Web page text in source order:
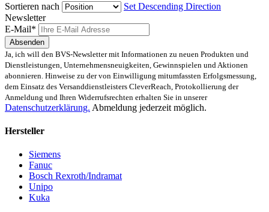
Sortieren nach
Set Descending Direction
Newsletter
E-Mail*
Absenden
Ja, ich will den BVS-Newsletter mit Informationen zu neuen Produkten und
Dienstleistungen, Unternehmensneuigkeiten, Gewinnspielen und Aktionen
abonnieren. Hinweise zu der von Einwilligung mitumfassten Erfolgsmessung,
dem Einsatz des Versanddienstleisters CleverReach, Protokollierung der
Anmeldung und Ihren Widerrufsrechten erhalten Sie in unserer
Datenschutzerklärung. Abmeldung jederzeit möglich.
Hersteller
Siemens
Fanuc
Bosch Rexroth/Indramat
Unipo
Kuka